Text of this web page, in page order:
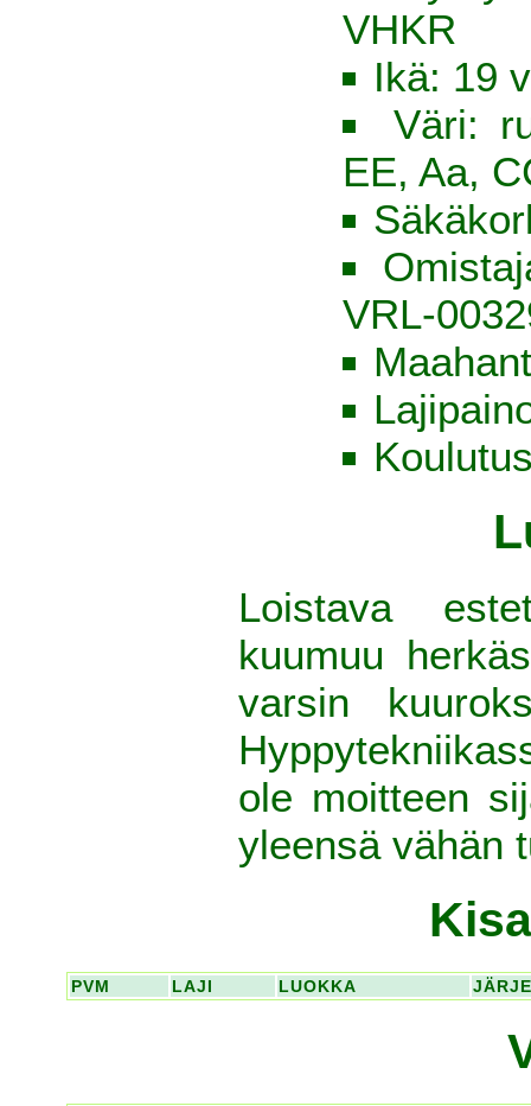
VHKR
Ikä: 19
Väri:
EE, Aa,
VRL-
Loistava
kuumuu
varsin
ole moitteen
yleensä vähän
PVM LAJI LUOKKA